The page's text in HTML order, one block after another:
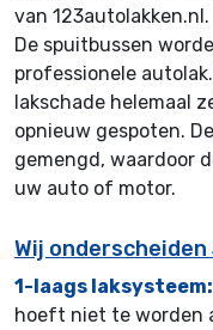
van 123autolakken.nl.
De spuitbussen
professionele
lakschade helemaal
opnieuw gespoten.
gemengd, waardoor
uw auto of motor.
Wij
1-laags laksysteem:
hoeft niet te worden